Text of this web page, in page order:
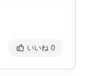
いいね 0